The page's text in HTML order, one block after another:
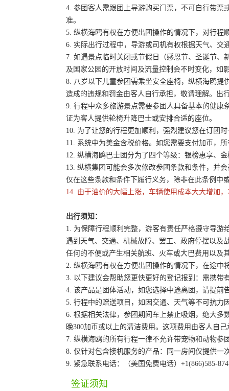
4. 参团客人需跟团上导游购买门票，不可自行带票
准。
5. 纵横海鸥有权在方便出团操作的情况下，对行
6. 实际出行过程中，导游或司机有权根据天气、
7. 如遇景点临时关闭或节假日（感恩节、圣诞节
及国家公园的开放时间及流量控制会不时变化，如
8. 八岁以下儿童参团需乘坐安全座椅，纵横海鸥提
造成的违规和罚金由客人自行承担，敬请理解。出
9. 行程中众多旅游景点需要参团人具备基本的健
证为客人提供轮椅升降巴士或安排合适的座位。
10. 为了让您的行程更加顺利，强烈建议您在订团
11. 系统中为美金含税价格。如您需要支付加币，
12. 纵横海鸥巴士团分为了四个等级：银榜惠享、
13. 纵横集团可能会多次修改参团条款和条件，并
仅在这些条款和条件下履行义务，除非在此条例中
14. 由于油价的大幅上涨，车辆使用成本大大增加
出行须知：
1. 为保障行程顺利完整，游客有责任严格遵守导
遇到天气、交通、机械故障、罢工、政府停摆以及
任何的不便或产生相关航班、火车或大巴费用以及
2. 纵横海鸥有权在方便出团操作的情况下，在途
3. 以下建议会帮助您更快更好的登记报到：需携
4. 该产品是团体活动，如您选择中途离团，请提
5. 行程中的赠送项目，如因交通、天气等不可抗
6. 根据相关法律，参团期间车上禁止吸烟，绝大
晚300加币或以上的清洁费用。这项费用由客人自
7. 纵横海鸥的所有行程一律不允许带宠物和动物参
8. 仅针对包含接机服务的产品：同一房间仅提供
9. 紧急联系电话：（美国免费电话）+1(866)585-
签证须知